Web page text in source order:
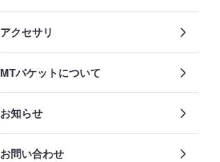
アクセサリ
MTバケットについて
お知らせ
お問い合わせ